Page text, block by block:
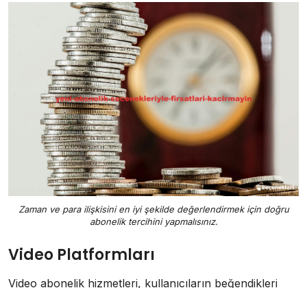
Zaman ve para ilişkisini en iyi şekilde değerlendirmek için doğru
abonelik tercihini yapmalısınız.
Video Platformları
Video abonelik hizmetleri, kullanıcıların beğendikleri